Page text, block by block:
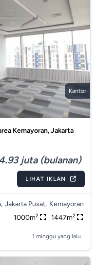
Kantor
Kemayoran, Jakarta
juta (bulanan)
LIHAT IKLAN
Jakarta Pusat, Kemayoran
1000m2 1447m2
1 minggu yang lalu